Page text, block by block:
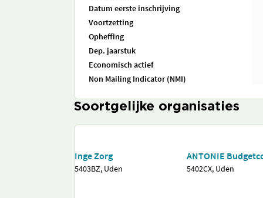
Datum eerste inschrijving
Voortzetting
Opheffing
Dep. jaarstuk
Economisch actief
Non Mailing Indicator (NMI)
Soortgelijke organisaties
Inge Zorg
5403BZ, Uden
ANTONIE
5402CX, Uden